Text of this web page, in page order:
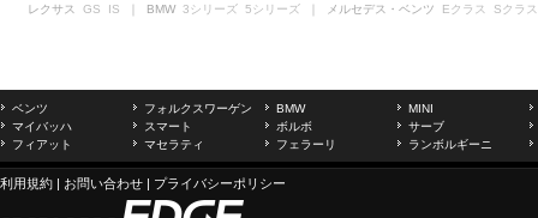
レクサス GS IS ｜ BMW 3シリーズ 5シリーズ ｜ メルセデス・ベンツ Eクラス Sクラス
ベンツ フォルクスワーゲン BMW
MINI
マイバッハ
スマート ボルボ
サーブ
フィアット
マセラティ フェラーリ ランボルギーニ
利用規約 | お問い合わせ | プライバシーポリシー